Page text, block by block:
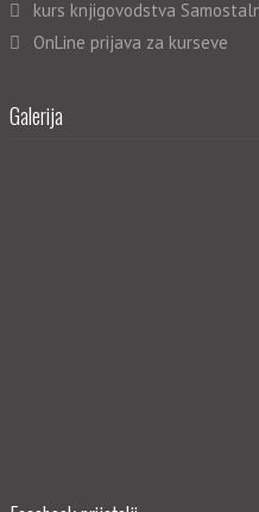
kurs knjigovodstva
OnLine prijava za kurseve
Galerija